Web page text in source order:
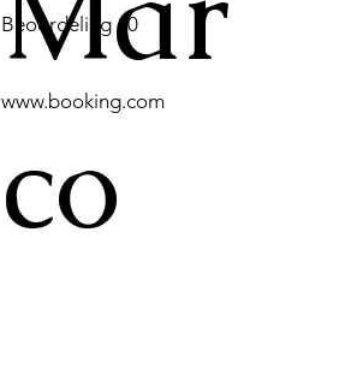
co
Beoordeling 10
www.booking.com